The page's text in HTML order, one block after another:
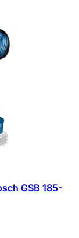
GSB 185-